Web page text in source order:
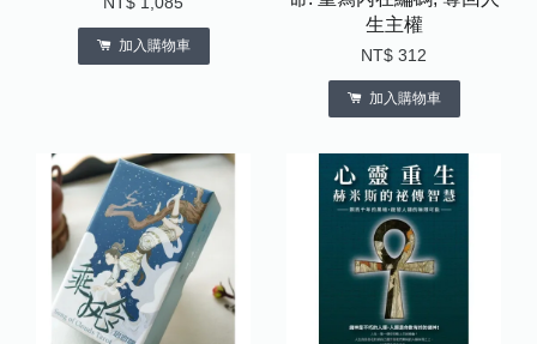
加入購物車
生主權
NT$ 312
加入購物車